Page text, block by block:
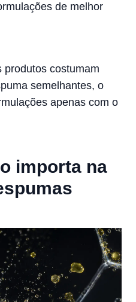
de melhor
produtos costumam
semelhantes, o
apenas com o
importa na